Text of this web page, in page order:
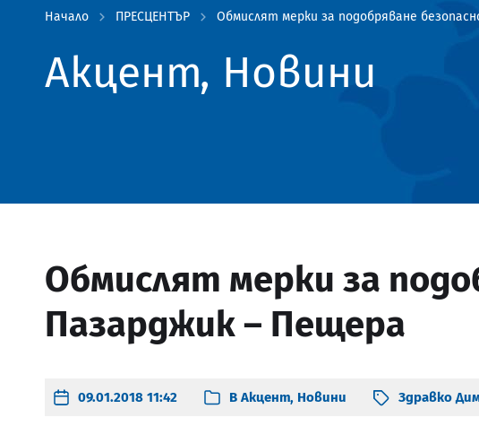
Начало ПРЕСЦЕНТЪР Обмислят мерки за подобряване
Акцент, Новини
Обмислят мерки за
Пазарджик – Пещера
09.01.2018 11:42 В Акцент, Новини Здравко